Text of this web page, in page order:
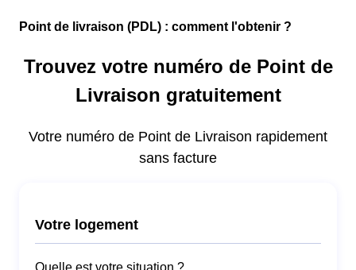
Point de livraison (PDL) : comment l'obtenir ?